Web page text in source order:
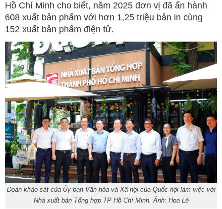
Hồ Chí Minh cho biết, năm 2025 đơn vị đã ấn hành
608 xuất bản phẩm với hơn 1,25 triệu bản in cùng
152 xuất bản phẩm điện tử.
Đoàn khảo sát của Ủy ban Văn hóa và Xã hội của Quốc hội làm việc với
Nhà xuất bản Tổng hợp TP Hồ Chí Minh. Ảnh: Hoa Lê